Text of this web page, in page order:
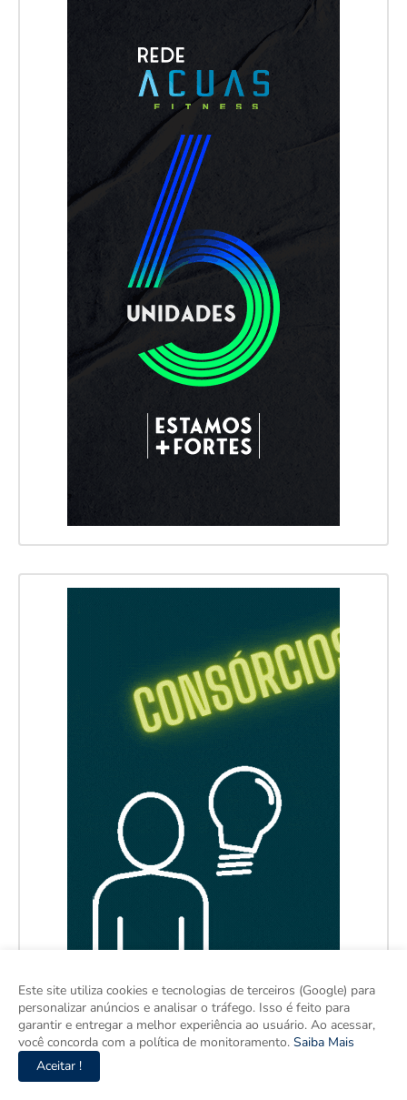
Este site utiliza cookies e tecnologias de terceiros (Google) para
personalizar anúncios e analisar o tráfego. Isso é feito para
garantir e entregar a melhor experiência ao usuário. Ao acessar,
você concorda com a política de monitoramento. Saiba Mais
Aceitar !